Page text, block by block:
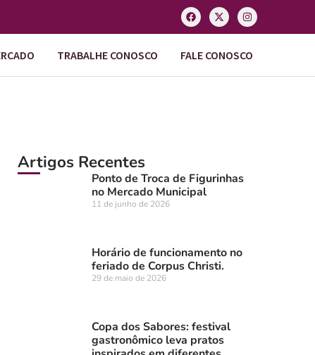
TRABALHE CONOSCO FALE CONOSCO
Artigos Recentes
Ponto de Troca de Figurinhas
no Mercado Municipal
11 de junho de 2026
Horário de funcionamento no
feriado de Corpus Christi.
29 de maio de 2026
Copa dos Sabores: festival
gastronômico leva pratos